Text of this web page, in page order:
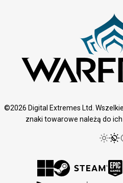
©2026 Digital Extremes Ltd.
znaki towarowe należą do